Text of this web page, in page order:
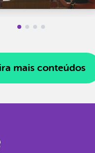
mais conteúdos